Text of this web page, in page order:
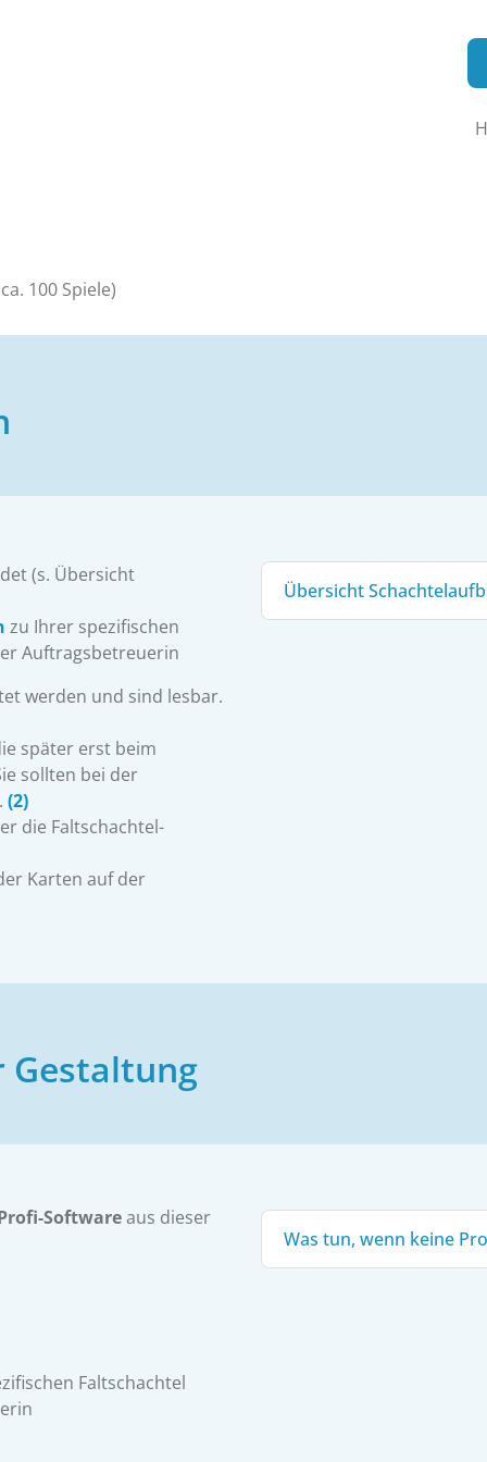
100 Spiele)
(s. Übersicht
zu Ihrer spezifischen
Auftragsbetreuerin
werden und sind lesbar.
später erst beim
sollten bei der
(2)
die Faltschachtel-
Karten auf der
Übersicht
Softwareaus dieser
Faltschachtel
Was tun, wenn keine